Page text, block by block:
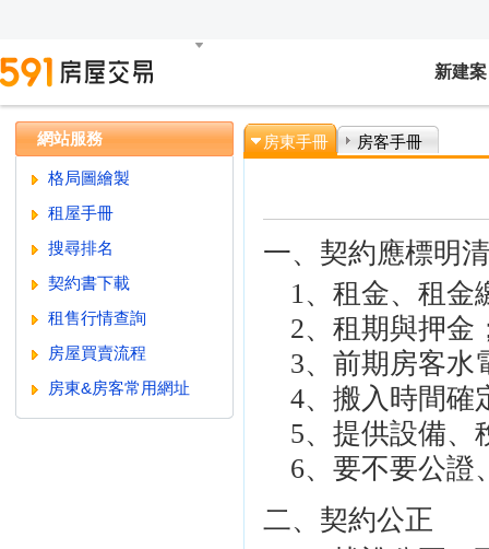
新建案
網站服務
格局圖繪製
租屋手冊
搜尋排名
契約書下載
租售行情查詢
房屋買賣流程
房東&房客常用網址
房東手冊 房客手冊
一、契約應標明
1、租金、租金
2、租期與押金
3、前期房客水
4、搬入時間確
5、提供設備、
6、要不要公證
二、契約公正